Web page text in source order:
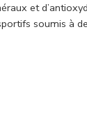
et
soumis à